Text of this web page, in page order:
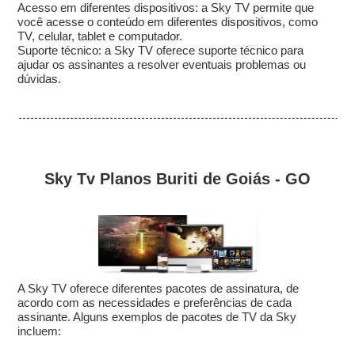
Acesso em diferentes dispositivos: a Sky TV permite que
você acesse o conteúdo em diferentes dispositivos, como
TV, celular, tablet e computador.
Suporte técnico: a Sky TV oferece suporte técnico para
ajudar os assinantes a resolver eventuais problemas ou
dúvidas.
Sky Tv Planos Buriti de Goiás - GO
A Sky TV oferece diferentes pacotes de assinatura, de
acordo com as necessidades e preferências de cada
assinante. Alguns exemplos de pacotes de TV da Sky
incluem: